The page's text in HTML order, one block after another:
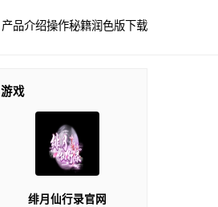
产品介绍操作秘籍润色版下载
游戏
绯月仙行录官网